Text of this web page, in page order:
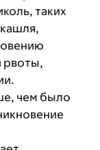
таких
рвоты,
чем было